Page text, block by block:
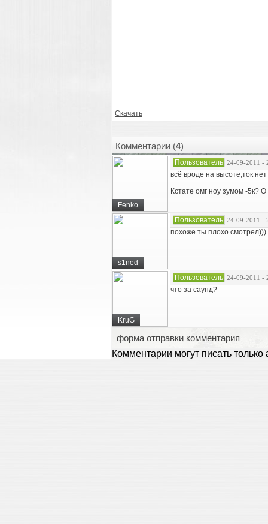
Скачать
Комментарии (4)
Fenko
Пользователь 24-09-2011 -
всё вроде на высоте,ток
Кстате омг ноу зумом -5к?
s1ned
Пользователь 24-09-2011 -
похоже ты плохо смотрел)))
KruG
Пользователь 24-09-2011 -
что за саунд?
форма отправки комментария
Комментарии могут писать